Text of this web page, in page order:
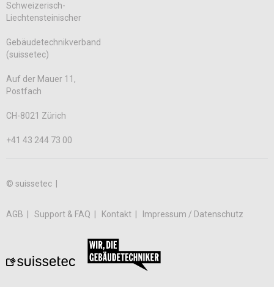
Schweizerisch-
Liechtensteinischer
Gebäudetechnikverband
(suissetec)
Auf der Mauer 11,
Postfach
CH-8021 Zürich
+41 43 244 73 00
© suissetec |
AGB Support & FAQ Kontakt Impressum / Datenschutz